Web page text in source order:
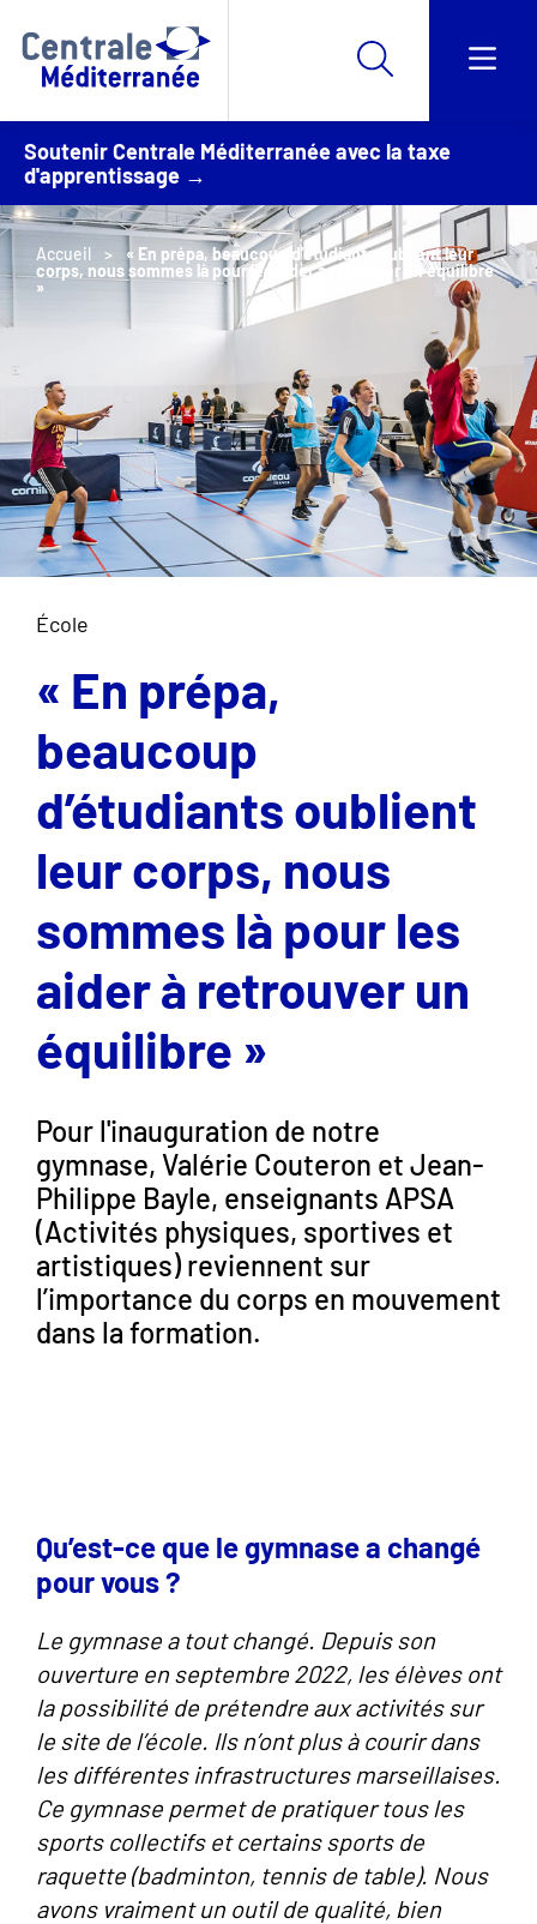
Soutenir Centrale Méditerranée avec la taxe
d'apprentissage →
Accueil
« En prépa, beaucoup d’étudiants oublient leur
corps, nous sommes là pour les aider à retrouver un équilibre
»
École
« En prépa,
beaucoup
d’étudiants oublient
leur corps, nous
sommes là pour les
aider à retrouver un
équilibre »
Pour l'inauguration de notre
gymnase, Valérie Couteron et Jean-
Philippe Bayle, enseignants APSA
(Activités physiques, sportives et
artistiques) reviennent sur
l’importance du corps en mouvement
dans la formation.
Qu’est-ce que le gymnase a changé
pour vous ?
Le gymnase a tout changé. Depuis son
ouverture en septembre 2022, les élèves ont
la possibilité de prétendre aux activités sur
le site de l’école. Ils n’ont plus à courir dans
les différentes infrastructures marseillaises.
Ce gymnase permet de pratiquer tous les
sports collectifs et certains sports de
raquette (badminton, tennis de table). Nous
avons vraiment un outil de qualité, bien